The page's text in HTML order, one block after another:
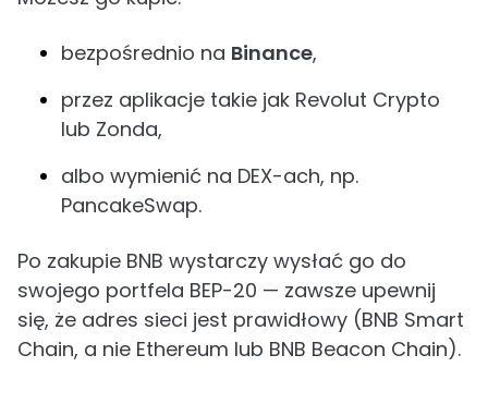
bezpośrednio na Binance,
przez aplikacje takie jak Revolut Crypto
lub Zonda,
albo wymienić na DEX-ach, np.
PancakeSwap.
Po zakupie BNB wystarczy wysłać go do
swojego portfela BEP-20 — zawsze upewnij
się, że adres sieci jest prawidłowy (BNB Smart
Chain, a nie Ethereum lub BNB Beacon Chain).